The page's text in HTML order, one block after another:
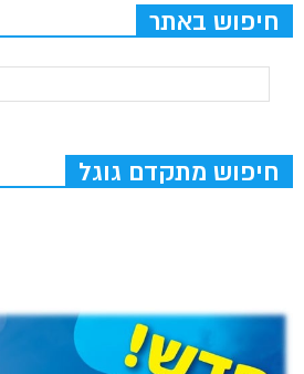
חיפוש באתר
חיפוש מתקדם גוגל